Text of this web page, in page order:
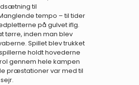
til
tempo – til tider
på gulvet iflg.
tørre, inden man blev
Spillet blev trukket
holdt hovederne
gennem hele kampen
præstationer var med til